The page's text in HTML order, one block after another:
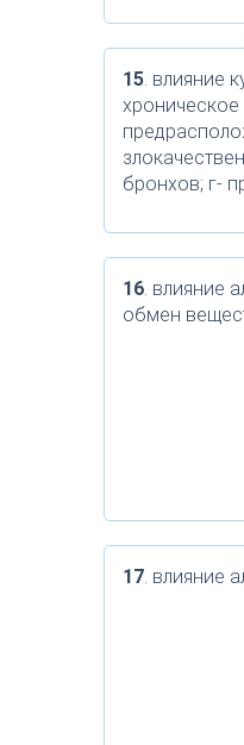
15. влияние
бронхов; г-
16. влияние
обмен
17. влияние